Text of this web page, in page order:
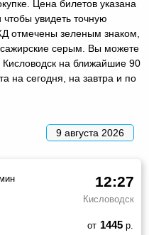
Цена билетов указана
увидеть точную
отмечены зеленым знаком,
серым. Вы можете
Кисловодск на ближайшие 90
на сегодня, на завтра и по
9 августа 2026
12:27
Кисловодск
от 1445р.